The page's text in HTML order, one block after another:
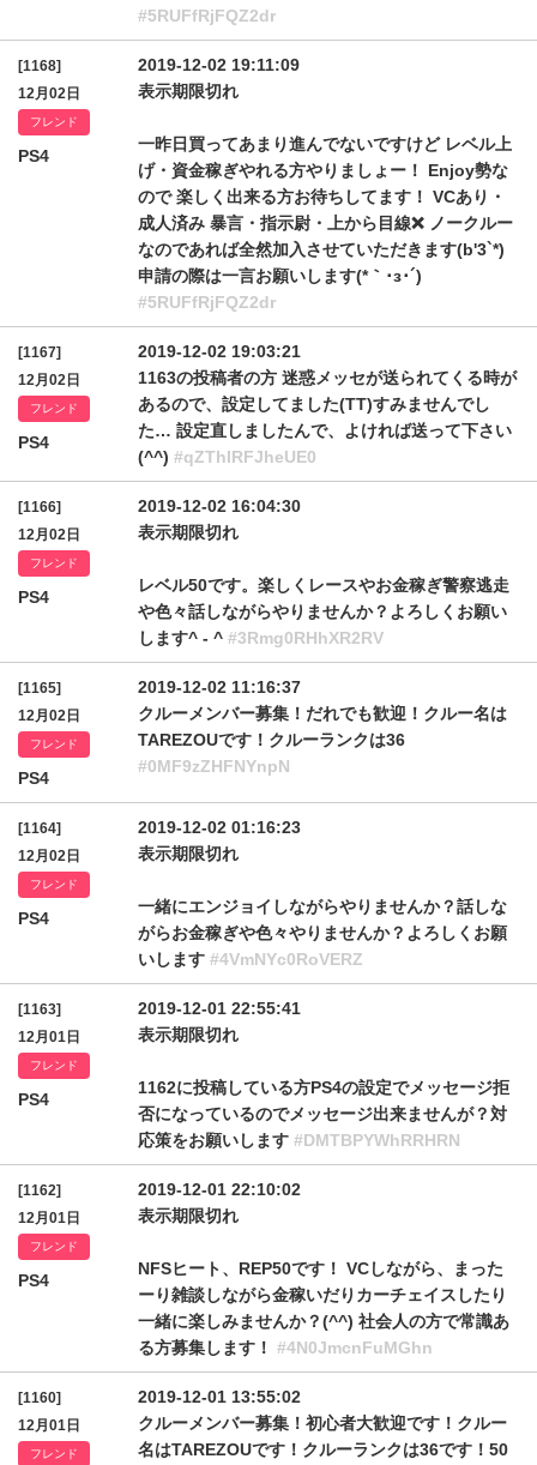
#5RUFfRjFQZ2dr
[1168]
12月02日
フレンド
PS4
2019-12-02 19:11:09
表示期限切れ
一昨日買ってあまり進んでないですけど レベル上
げ・資金稼ぎやれる方やりましょー！ Enjoy勢な
ので 楽しく出来る方お待ちしてます！ VCあり・
成人済み 暴言・指示尉・上から目線❌ ノークルー
なのであれば全然加入させていただきます(b'3`*)
申請の際は一言お願いします(*｀･з･´)
#5RUFfRjFQZ2dr
[1167]
12月02日
フレンド
PS4
2019-12-02 19:03:21
1163の投稿者の方 迷惑メッセが送られてくる時が
あるので、設定してました(TT)すみませんでし
た… 設定直しましたんで、よければ送って下さい
(^^) #qZThlRFJheUE0
[1166]
12月02日
フレンド
PS4
2019-12-02 16:04:30
表示期限切れ
レベル50です。楽しくレースやお金稼ぎ警察逃走
や色々話しながらやりませんか？よろしくお願い
します^ - ^ #3Rmg0RHhXR2RV
[1165]
12月02日
フレンド
PS4
2019-12-02 11:16:37
クルーメンバー募集！だれでも歓迎！クルー名は
TAREZOUです！クルーランクは36
#0MF9zZHFNYnpN
[1164]
12月02日
フレンド
PS4
2019-12-02 01:16:23
表示期限切れ
一緒にエンジョイしながらやりませんか？話しな
がらお金稼ぎや色々やりませんか？よろしくお願
いします #4VmNYc0RoVERZ
[1163]
12月01日
フレンド
PS4
2019-12-01 22:55:41
表示期限切れ
1162に投稿している方PS4の設定でメッセージ拒
否になっているのでメッセージ出来ませんが？対
応策をお願いします #DMTBPYWhRRHRN
[1162]
12月01日
フレンド
PS4
2019-12-01 22:10:02
表示期限切れ
NFSヒート、REP50です！ VCしながら、まった
ーり雑談しながら金稼いだりカーチェイスしたり
一緒に楽しみませんか？(^^) 社会人の方で常識あ
る方募集します！ #4N0JmcnFuMGhn
[1160]
12月01日
フレンド
2019-12-01 13:55:02
クルーメンバー募集！初心者大歓迎です！クルー
名はTAREZOUです！クルーランクは36です！50